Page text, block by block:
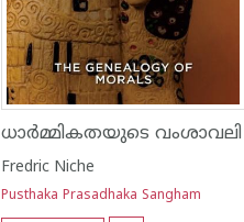
ധാർമ്മികതയുടെ വംശാവലി
Fredric Niche
Pusthaka Prasadhaka Sangham